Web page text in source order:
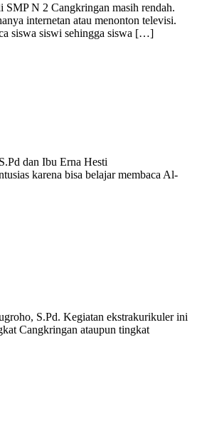
SMP N 2 Cangkringan masih rendah.
internetan atau menonton televisi.
siswa siswi sehingga siswa […]
dan Ibu Erna Hesti
karena bisa belajar membaca Al-
S.Pd. Kegiatan ekstrakurikuler ini
Cangkringan ataupun tingkat